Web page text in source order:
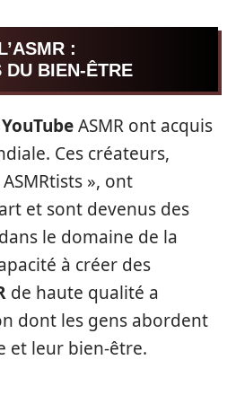
:
DU BIEN-ÊTRE
ASMR ont acquis
Ces créateurs,
», ont
et sont devenus des
le domaine de la
à créer des
de haute qualité a
dont les gens abordent
et leur bien-être.